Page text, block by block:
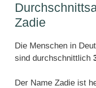
Zadie
Die Menschen in
sind durchschnittlich
Der Name Zadie ist